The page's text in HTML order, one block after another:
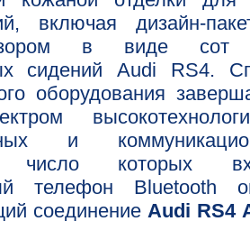
включая дизайн-
в виде сот
сидений Audi RS4.
оборудования
и
которых
телефон Bluetooth
соединение Audi RS4